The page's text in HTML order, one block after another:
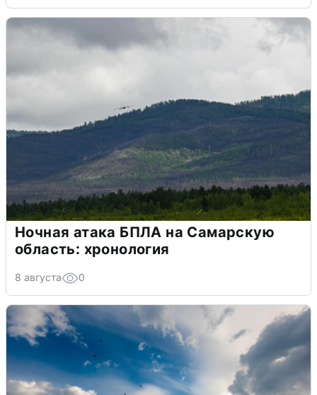
Ночная атака БПЛА на Самарскую
область: хронология
8 августа 0